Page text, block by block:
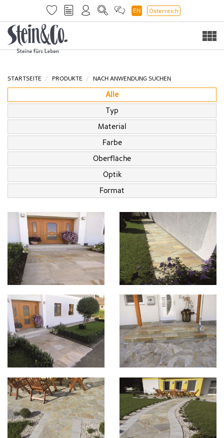
EN Österreich
STARTSEITE PRODUKTE NACH ANWENDUNG SUCHEN
Alle
Typ
Material
Farbe
Oberfläche
Optik
Format